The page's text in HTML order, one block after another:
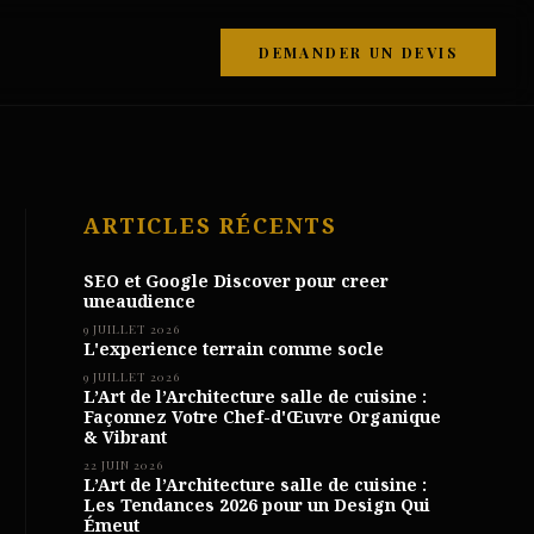
DEMANDER UN DEVIS
ARTICLES RÉCENTS
SEO et Google Discover pour creer
uneaudience
9 JUILLET 2026
L'experience terrain comme socle
9 JUILLET 2026
L’Art de l’Architecture salle de cuisine :
Façonnez Votre Chef-d'Œuvre Organique
& Vibrant
22 JUIN 2026
L’Art de l’Architecture salle de cuisine :
Les Tendances 2026 pour un Design Qui
Émeut